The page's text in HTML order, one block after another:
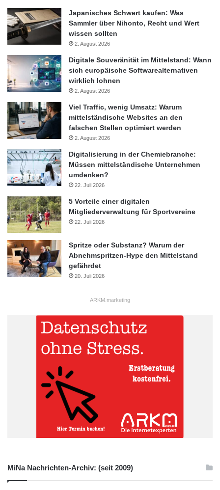
Japanisches Schwert kaufen: Was
Sammler über Nihonto, Recht und Wert
wissen sollten
2. August 2026
Digitale Souveränität im Mittelstand: Wann
sich europäische Softwarealternativen
wirklich lohnen
2. August 2026
Viel Traffic, wenig Umsatz: Warum
mittelständische Websites an den
falschen Stellen optimiert werden
2. August 2026
Digitalisierung in der Chemiebranche:
Müssen mittelständische Unternehmen
umdenken?
22. Juli 2026
5 Vorteile einer digitalen
Mitgliederverwaltung für Sportvereine
22. Juli 2026
Spritze oder Substanz? Warum der
Abnehmspritzen-Hype den Mittelstand
gefährdet
20. Juli 2026
ARKM.marketing
MiNa Nachrichten-Archiv: (seit 2009)